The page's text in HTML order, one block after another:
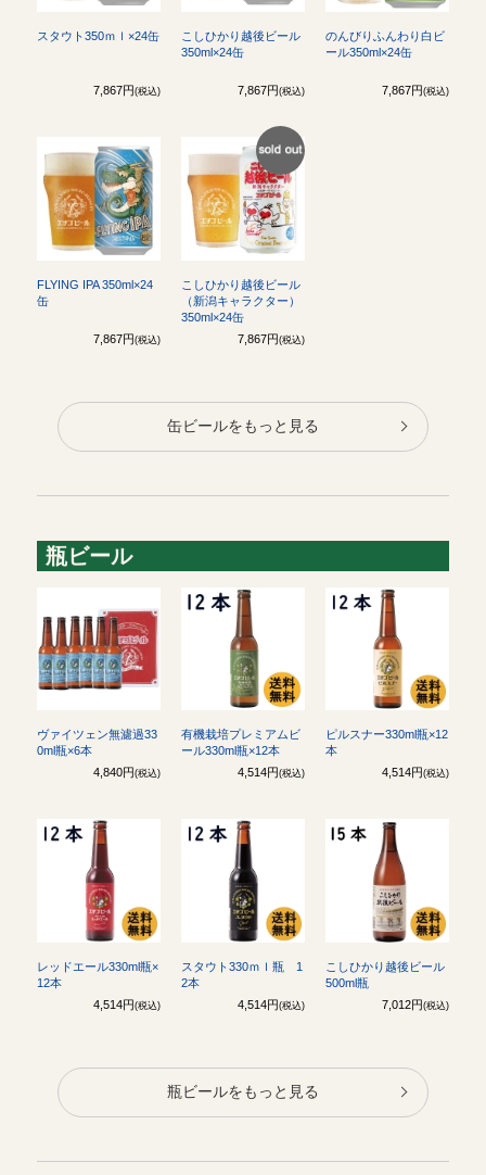
スタウト350ｍｌ×24缶
7,867円(税込)
こしひかり越後ビール
350ml×24缶
7,867円 (税込)
のんびりふんわり白ビ
ール350ml×24缶
7,867円 (税込)
FLYING IPA 350ml×24
缶
7,867円(税込)
SOLD
OUT
こしひかり越後ビール
（新潟キャラクター）
350ml×24缶
7,867円(税込)
缶ビールをもっと見る
瓶ビール
ヴァイツェン無濾過33
0ml瓶×6本
4,840円(税込)
有機栽培プレミアムビ
ール330ml瓶×12本
4,514円 (税込)
ピルスナー330ml瓶×12
本
4,514円 (税込)
レッドエール330ml瓶×
12本
4,514円(税込)
スタウト330ｍｌ瓶 1
2本
4,514円 (税込)
こしひかり越後ビール
500ml瓶
7,012円 (税込)
瓶ビールをもっと見る